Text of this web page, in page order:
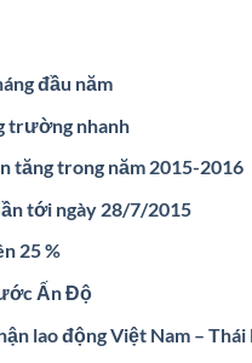
đầu năm
trường nhanh
tăng trong năm 2015-2016
tới ngày 28/7/2015
25 %
Ấn Độ
lao động Việt Nam – Thái